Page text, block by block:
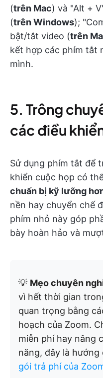
(trên Mac) và "Alt +
(trên Windows);
bật/tắt video (trên
kết hợp các phím tắt
mình.
5. Trông
các điều
Sử dụng phím tắt để
khiển cuộc họp có
chuẩn bị kỹ lưỡng
nền hay chuyển chế
phím nhỏ này góp
bày hoàn hảo và
💡 Mẹo chuyên
vì hết thời gian
quan trọng bằng
hoạch của Zoom.
miễn phí hay nâng
năng, đây là hướng
gói trả phí của